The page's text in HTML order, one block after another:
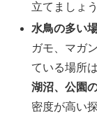
立てましょう
水鳥の多い
ガモ、マガ
ている場所
湖沼、公園
密度が高い